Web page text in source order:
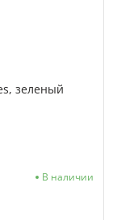
В наличии